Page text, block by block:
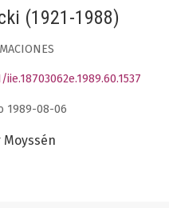
(1921-1988)
1989-08-06
Moyssén